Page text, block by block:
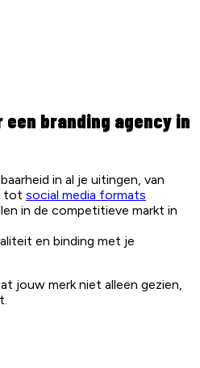
een branding agency in
in al je uitingen, van
tot social media formats
in de competitieve markt in
en binding met je
jouw merk niet alleen gezien,